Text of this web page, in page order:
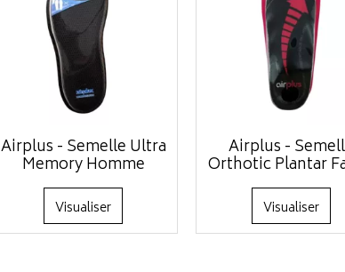
Airplus - Semelle Ultra
Memory Homme
Visualiser
Airplus -
Orthotic Plantar
Visualiser